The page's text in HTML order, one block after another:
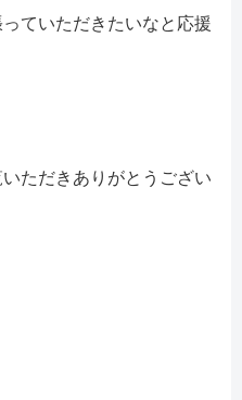
ていただきたいなと応援
ただきありがとうござい